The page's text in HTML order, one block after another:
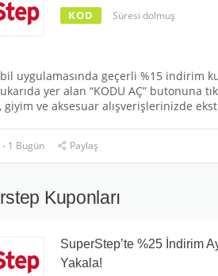
KOD Süresi dolmuş
uygulamasında geçerli %15 indirim
yer alan “KODU AÇ” butonuna
giyim ve aksesuar alışverişlerinizde
- 1 Bugün Paylaş
Kuponları
SuperStep’te %25 İndirim
Yakala!